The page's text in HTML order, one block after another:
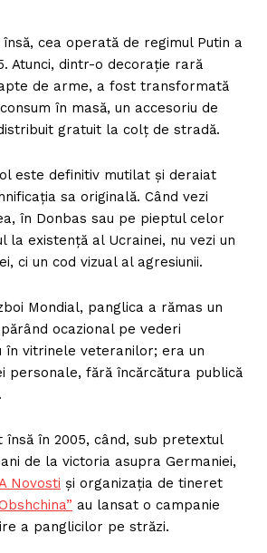
cea operată de regimul Putin a
Atunci, dintr-o decorație rară
de arme, a fost transformată
în masă, un accesoriu de
gratuit la colț de stradă.
este definitiv mutilat și deraiat
sa originală. Când vezi
în Donbas sau pe pieptul celor
la existență al Ucrainei, nu vezi un
ci un cod vizual al agresiunii.
Mondial, panglica a rămas un
ocazional pe vederi
în vitrinele veteranilor; era un
personale, fără încărcătura publică
însă în 2005, când, sub pretextul
de la victoria asupra Germaniei,
Novosti și organizația de tineret
au lansat o campanie
a panglicilor pe străzi.